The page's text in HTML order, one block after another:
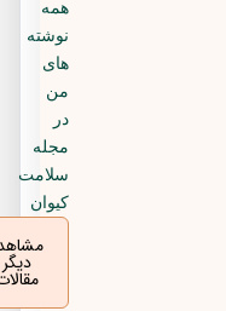
نوشته
سلامت
کیوان
مشاهده
مقالات